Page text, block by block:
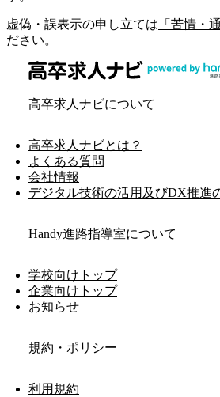
虚偽・誤表示の申し立ては 「苦情・
ださい。
高卒求人ナビについて
高卒求人ナビとは？
よくある質問
会社情報
デジタル技術の活用及びDX推進
Handy進路指導室について
学校向けトップ
企業向けトップ
お知らせ
規約・ポリシー
利用規約